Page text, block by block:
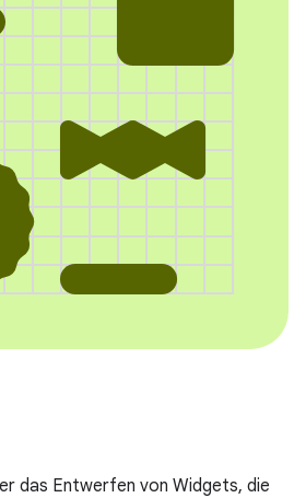
das Entwerfen von Widgets, die